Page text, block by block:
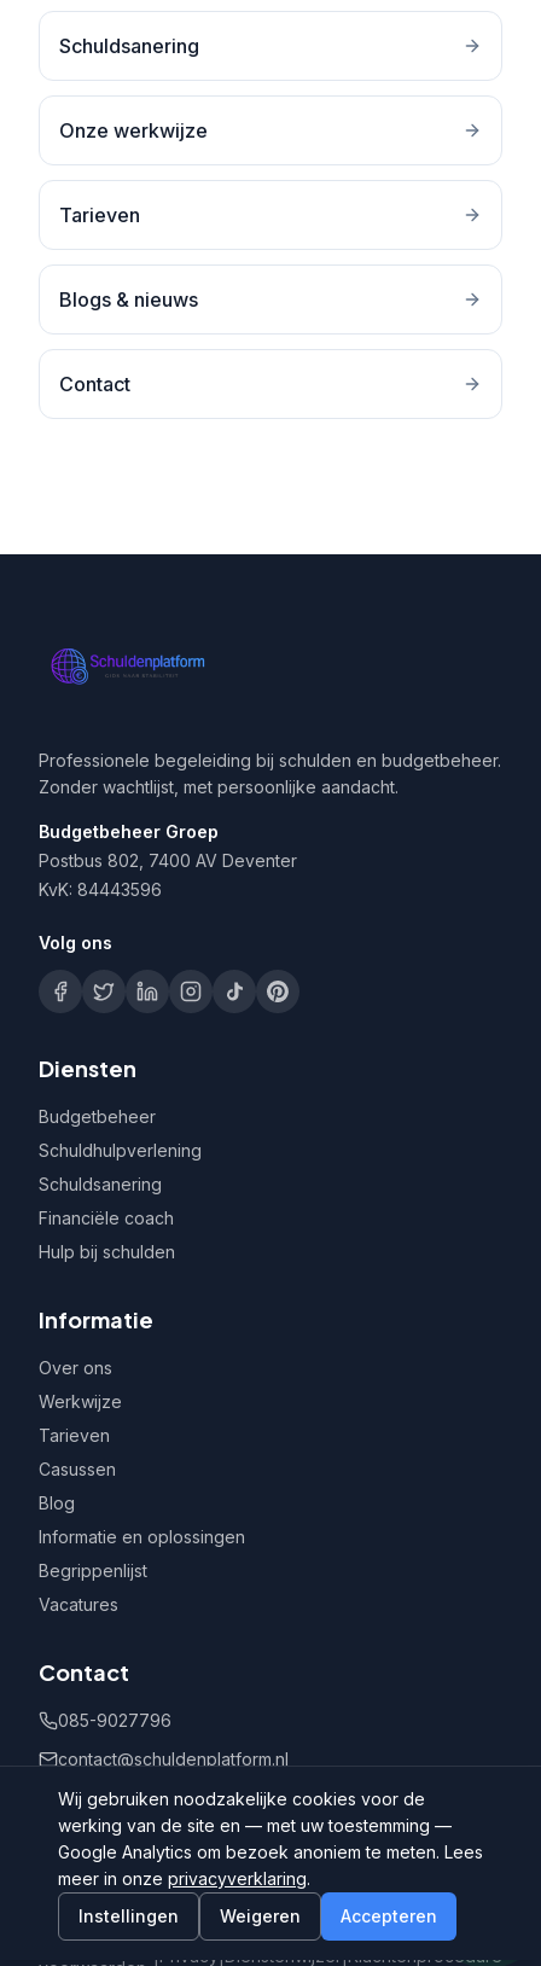
Schuldsanering
Onze werkwijze
Tarieven
Blogs & nieuws
Contact
Professionele begeleiding bij schulden en budgetbeheer.
Zonder wachtlijst, met persoonlijke aandacht.
Budgetbeheer Groep
Postbus 802, 7400 AV Deventer
KvK: 84443596
Volg ons
Diensten
Budgetbeheer
Schuldhulpverlening
Schuldsanering
Financiële coach
Hulp bij schulden
Informatie
Over ons
Werkwijze
Tarieven
Casussen
Blog
Informatie en oplossingen
Begrippenlijst
Vacatures
Contact
085-9027796
contact@schuldenplatform.nl
Postbus 802, 7400 AV Deventer
©
Schuldenplatform.nl
Algemene
|Privacy |Dienstenwijzer |Klachtenprocedure
Wij gebruiken noodzakelijke cookies voor de
werking van de site en — met uw toestemming —
Google Analytics om bezoek anoniem te meten. Lees
meer in onze privacyverklaring.
Instellingen
Weigeren Accepteren